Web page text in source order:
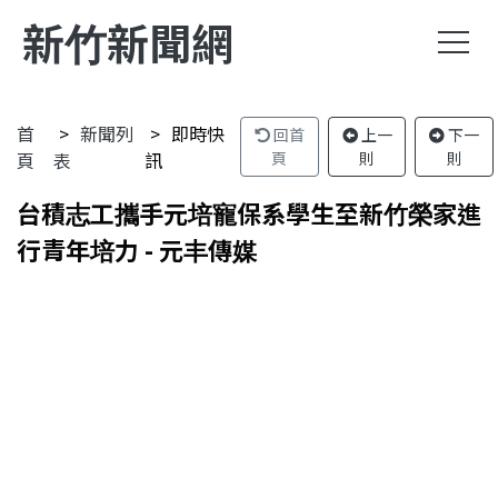
新竹新聞網
首
頁
新聞列
表
即時快
訊
回首
頁
上一
則
下一
則
台積志工攜手元培寵保系學生至新竹榮家進
行青年培力 - 元丰傳媒